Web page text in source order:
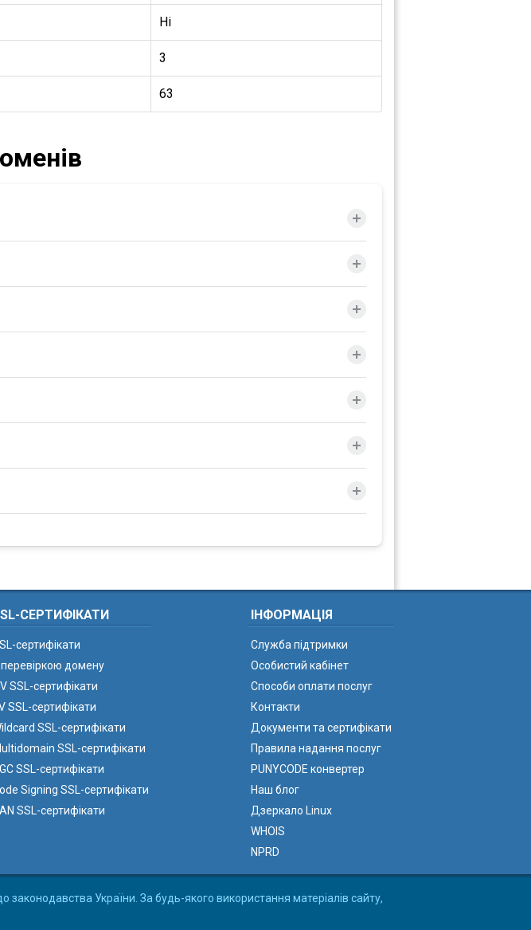
Ні
3
63
СЕРТИФІКАТИ
сертифікати
домену
SSL-сертифікати
SSL-сертифікати
SSL-сертифікати
SSL-сертифікати
SSL-сертифікати
Signing SSL-сертифікати
SSL-сертифікати
ІНФОРМАЦІЯ
Служба підтримки
Особистий кабінет
Способи оплати послуг
Контакти
Документи та сертифікати
Правила надання послуг
PUNYCODE конвертер
Наш блог
Дзеркало Linux
WHOIS
NPRD
України. За будь-якого використання матеріалів сайту,